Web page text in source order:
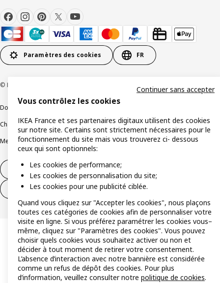
Paramètres des cookies FR
© Inter IKEA Systems B.V 1999-2026
Documents juridiques et informations légales
Charte de protection des donnéesPolitique relative aux cookies
Mentions légalesAlertes fraudeRappel produitAccessibilité : non conforme
Formulaire de rétractation – produits
Formulaire de rétractation – services
Vous contrôlez les cookies
IKEA France et ses partenaires digitaux utilisent des cookies
sur notre site. Certains sont strictement nécessaires pour le
fonctionnement du site mais vous trouverez ci- dessous
ceux qui sont optionnels:
Les cookies de performance;
Les cookies de personnalisation du site;
Les cookies pour une publicité ciblée.
Quand vous cliquez sur "Accepter les cookies", nous plaçons
toutes ces catégories de cookies afin de personnaliser votre
visite en ligne. Si vous préférez paramétrer les cookies vous–
même, cliquez sur "Paramètres des cookies". Vous pouvez
choisir quels cookies vous souhaitez activer ou non et
décider à tout moment de retirer votre consentement.
L’absence d’interaction avec notre bannière est considérée
comme un refus de dépôt des cookies. Pour plus
d’information, veuillez consulter notre politique de cookies.
Continuer sans accepter